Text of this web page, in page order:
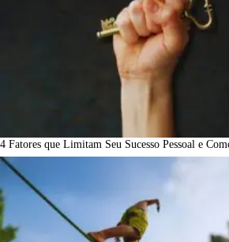
4 Fatores que Limitam Seu Sucesso Pessoal e